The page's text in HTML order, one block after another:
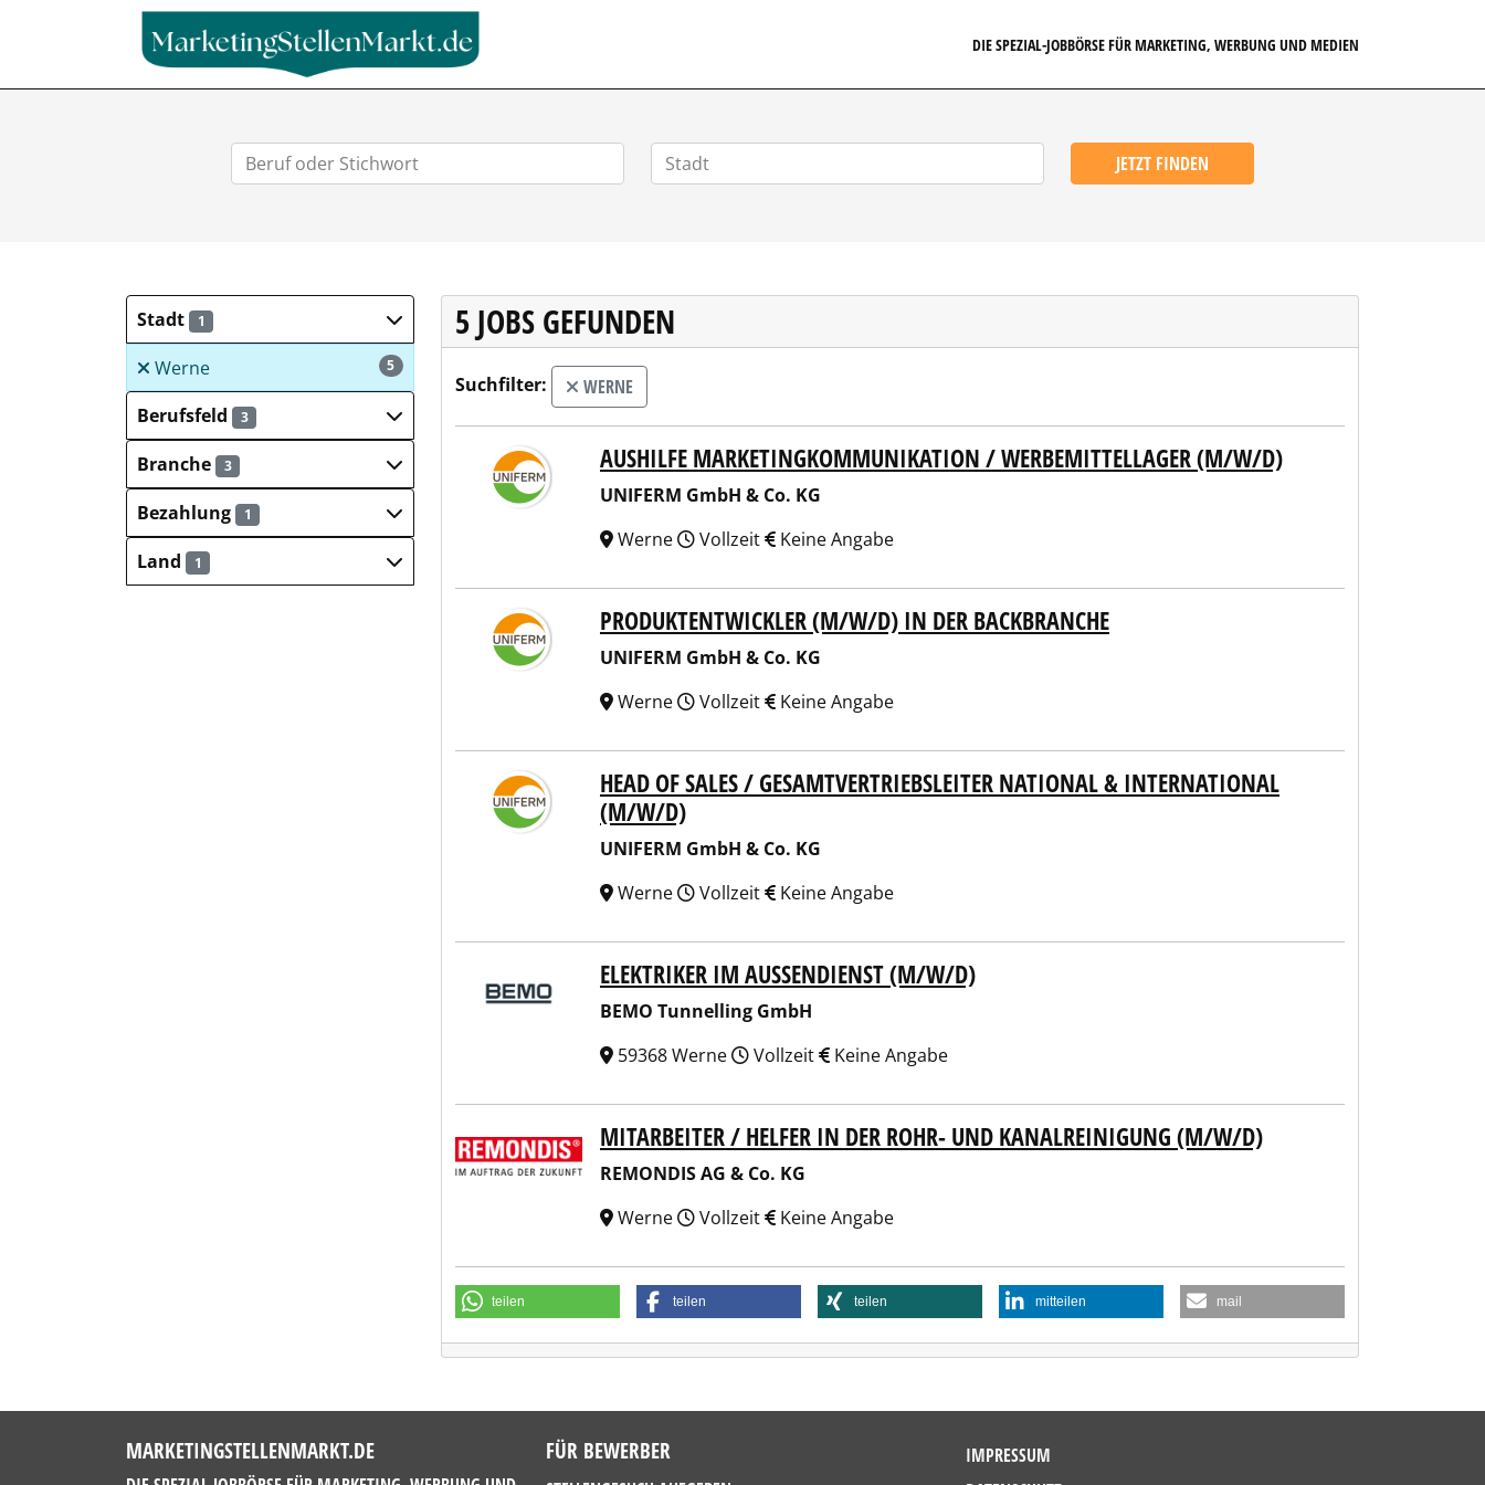
DIE SPEZIAL-JOBBÖRSE FÜR MARKETING, WERBUNG UND MEDIEN
JETZT FINDEN
Stadt 1
5
Werne
Berufsfeld
3
Branche 3
Bezahlung 1
Land 1
5 JOBS GEFUNDEN
Suchfilter: WERNE
UNIFERM GmbH & Co. KGAUSHILFE MARKETINGKOMMUNIKATION / WERBEMITTELLAGER (M/W/D)
UNIFERM GmbH & Co. KG
Werne
Vollzeit Keine Angabe
UNIFERM GmbH & Co. KGPRODUKTENTWICKLER (M/W/D) IN DER BACKBRANCHE
UNIFERM GmbH & Co. KG
Werne
Vollzeit Keine Angabe
UNIFERM GmbH & Co. KGHEAD OF SALES / GESAMTVERTRIEBSLEITER NATIONAL & INTERNATIONAL
(M/W/D)
UNIFERM GmbH & Co. KG
Werne
Vollzeit Keine Angabe
BEMO Tunnelling GmbHELEKTRIKER IM AUSSENDIENST (M/W/D)
BEMO Tunnelling GmbH
59368 Werne
Vollzeit Keine Angabe
REMONDIS AG & Co. KGMITARBEITER / HELFER IN DER ROHR- UND KANALREINIGUNG (M/W/D)
REMONDIS AG & Co. KG
Werne
Vollzeit Keine Angabe
teilen teilen teilen mitteilen mail
MARKETINGSTELLENMARKT.DE FÜR BEWERBER
IMPRESSUM